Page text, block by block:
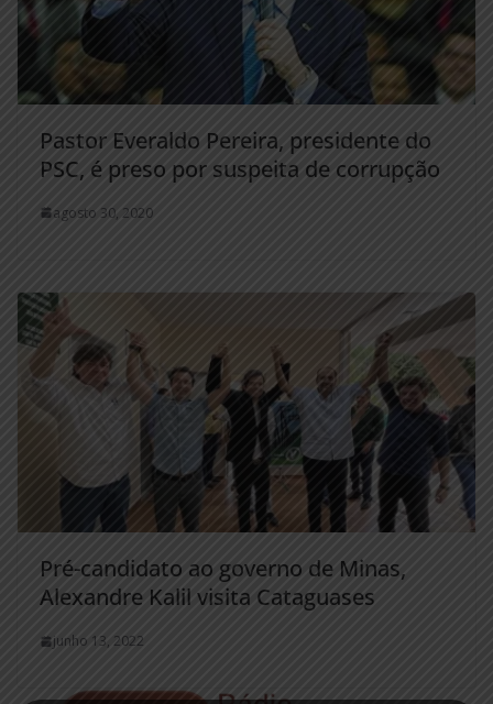
Pastor Everaldo Pereira, presidente do
PSC, é preso por suspeita de corrupção
agosto 30, 2020
Pré-candidato ao governo de Minas,
Alexandre Kalil visita Cataguases
junho 13, 2022